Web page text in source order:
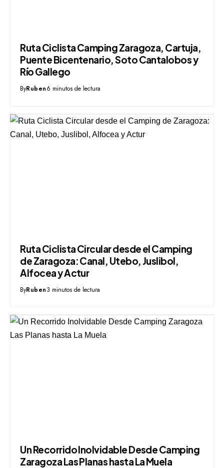
Ruta Ciclista Camping Zaragoza, Cartuja,
Puente Bicentenario, Soto Cantalobos y
Río Gallego
ByRuben6 minutos de lectura
Ruta Ciclista Circular desde el Camping
de Zaragoza: Canal, Utebo, Juslibol,
Alfocea y Actur
ByRuben3 minutos de lectura
Un Recorrido Inolvidable Desde Camping
Zaragoza Las Planas hasta La Muela